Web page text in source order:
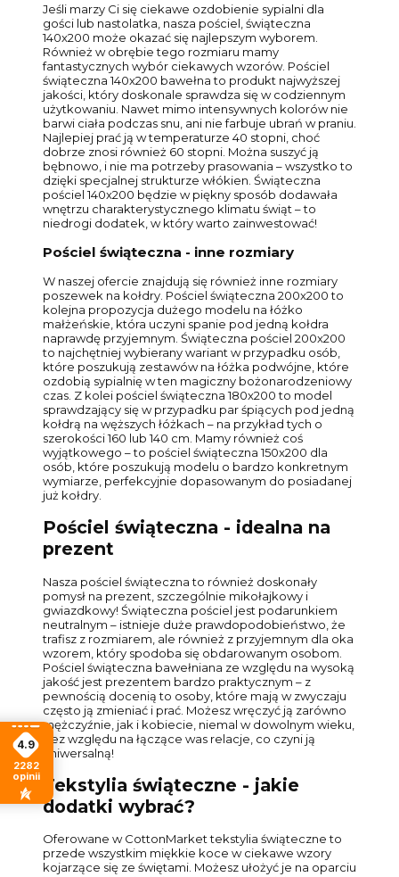
Jeśli marzy Ci się ciekawe ozdobienie sypialni dla
gości lub nastolatka, nasza pościel, świąteczna
140x200 może okazać się najlepszym wyborem.
Również w obrębie tego rozmiaru mamy
fantastycznych wybór ciekawych wzorów. Pościel
świąteczna 140x200 bawełna to produkt najwyższej
jakości, który doskonale sprawdza się w codziennym
użytkowaniu. Nawet mimo intensywnych kolorów nie
barwi ciała podczas snu, ani nie farbuje ubrań w praniu.
Najlepiej prać ją w temperaturze 40 stopni, choć
dobrze znosi również 60 stopni. Można suszyć ją
bębnowo, i nie ma potrzeby prasowania – wszystko to
dzięki specjalnej strukturze włókien. Świąteczna
pościel 140x200 będzie w piękny sposób dodawała
wnętrzu charakterystycznego klimatu świąt – to
niedrogi dodatek, w który warto zainwestować!
Pościel świąteczna - inne rozmiary
W naszej ofercie znajdują się również inne rozmiary
poszewek na kołdry. Pościel świąteczna 200x200 to
kolejna propozycja dużego modelu na łóżko
małżeńskie, która uczyni spanie pod jedną kołdra
naprawdę przyjemnym. Świąteczna pościel 200x200
to najchętniej wybierany wariant w przypadku osób,
które poszukują zestawów na łóżka podwójne, które
ozdobią sypialnię w ten magiczny bożonarodzeniowy
czas. Z kolei pościel świąteczna 180x200 to model
sprawdzający się w przypadku par śpiących pod jedną
kołdrą na węższych łóżkach – na przykład tych o
szerokości 160 lub 140 cm. Mamy również coś
wyjątkowego – to pościel świąteczna 150x200 dla
osób, które poszukują modelu o bardzo konkretnym
wymiarze, perfekcyjnie dopasowanym do posiadanej
już kołdry.
Pościel świąteczna - idealna na
prezent
Nasza pościel świąteczna to również doskonały
pomysł na prezent, szczególnie mikołajkowy i
gwiazdkowy! Świąteczna pościel jest podarunkiem
neutralnym – istnieje duże prawdopodobieństwo, że
trafisz z rozmiarem, ale również z przyjemnym dla oka
wzorem, który spodoba się obdarowanym osobom.
Pościel świąteczna bawełniana ze względu na wysoką
jakość jest prezentem bardzo praktycznym – z
pewnością docenią to osoby, które mają w zwyczaju
często ją zmieniać i prać. Możesz wręczyć ją zarówno
mężczyźnie, jak i kobiecie, niemal w dowolnym wieku,
bez względu na łączące was relacje, co czyni ją
uniwersalną!
Tekstylia świąteczne - jakie
dodatki wybrać?
Oferowane w CottonMarket tekstylia świąteczne to
przede wszystkim miękkie koce w ciekawe wzory
kojarzące się ze świętami. Możesz ułożyć je na oparciu
4.9
2282
opinii